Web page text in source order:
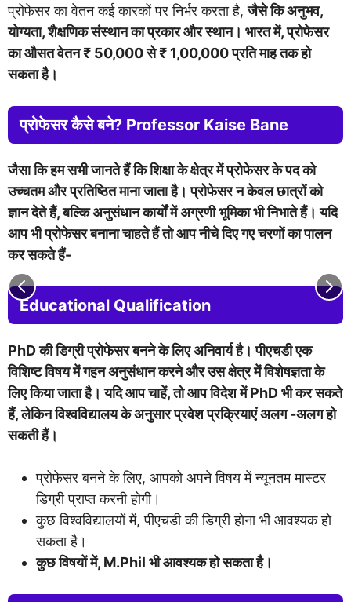
प्रोफेसर का वेतन कई कारकों पर निर्भर करता है,जैसे कि अनुभव,
योग्यता, शैक्षणिक संस्थान का प्रकार और स्थान। भारत में, प्रोफेसर
का औसत वेतन ₹ 50,000 से ₹ ​​1,00,000 प्रति माह तक हो
सकता है।
प्रोफेसर कैसे बने? Professor Kaise Bane
जैसा कि हम सभी जानते हैं कि शिक्षा के क्षेत्र में प्रोफेसर के पद को
उच्चतम और प्रतिष्ठित माना जाता है। प्रोफेसर न केवल छात्रों को
ज्ञान देते हैं, बल्कि अनुसंधान कार्यों में अग्रणी भूमिका भी निभाते हैं। यदि
आप भी प्रोफेसर बनाना चाहते हैं तो आप नीचे दिए गए चरणों का पालन
कर सकते हैं-
Educational Qualification
PhD की डिग्री प्रोफेसर बनने के लिए अनिवार्य है। पीएचडी एक
विशिष्ट विषय में गहन अनुसंधान करने और उस क्षेत्र में विशेषज्ञता के
लिए किया जाता है। यदि आप चाहें, तो आप विदेश में PhD भी कर सकते
हैं, लेकिन विश्वविद्यालय के अनुसार प्रवेश प्रक्रियाएं अलग -अलग हो
सकती हैं।
प्रोफेसर बनने के लिए, आपको अपने विषय में न्यूनतम मास्टर
डिग्री प्राप्त करनी होगी।
कुछ विश्वविद्यालयों में, पीएचडी की डिग्री होना भी आवश्यक हो
सकता है।
कुछ विषयों में, M.Phil भी आवश्यक हो सकता है।